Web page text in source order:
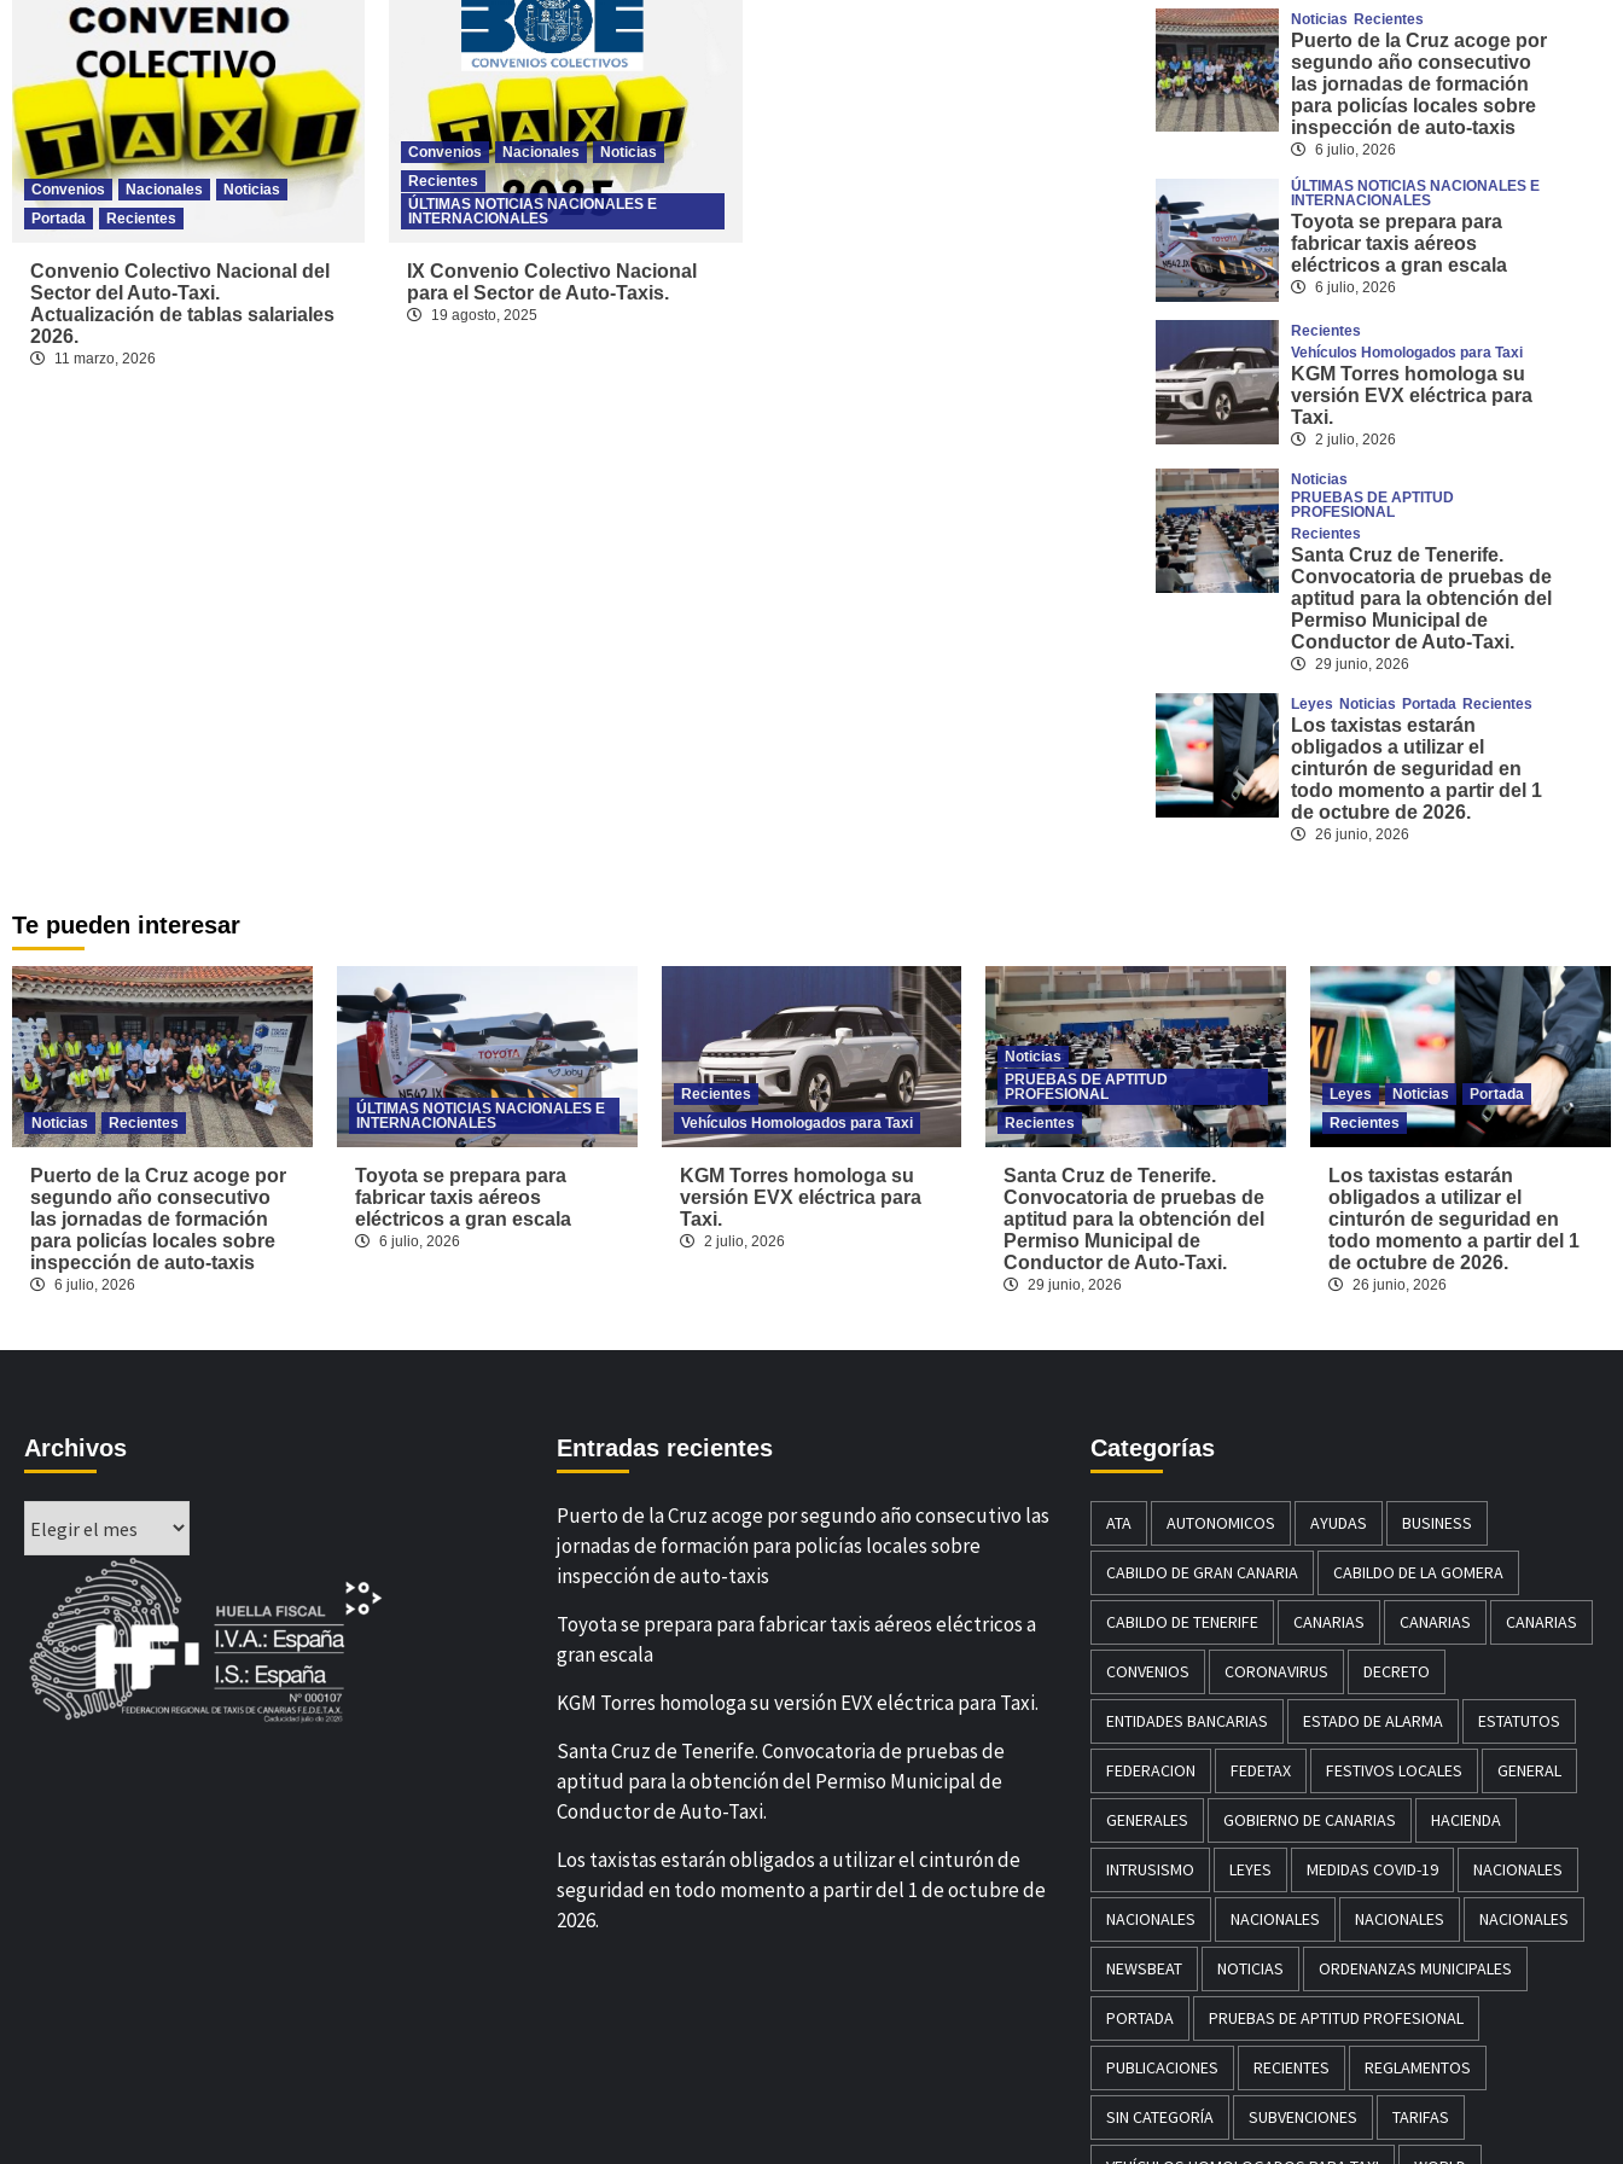
Convenios Nacionales
Noticias
Portada
Recientes
Convenio Colectivo Nacional del
Sector del Auto-Taxi.
Actualización de tablas salariales
2026.
11 marzo, 2026
Convenios Nacionales
Noticias
Recientes
ÚLTIMAS NOTICIAS NACIONALES E
INTERNACIONALES
IX Convenio Colectivo Nacional
para el Sector de Auto-Taxis.
19 agosto, 2025
Noticias Recientes
Puerto de la Cruz acoge por
segundo año consecutivo
las jornadas de formación
para policías locales sobre
inspección de auto-taxis
6 julio, 2026
ÚLTIMAS NOTICIAS NACIONALES E
INTERNACIONALES
Toyota se prepara para
fabricar taxis aéreos
eléctricos a gran escala
6 julio, 2026
Recientes
Vehículos Homologados para Taxi
KGM Torres homologa su
versión EVX eléctrica para
Taxi.
2 julio, 2026
Noticias
PRUEBAS DE APTITUD
PROFESIONAL
Recientes
Santa Cruz de Tenerife.
Convocatoria de pruebas de
aptitud para la obtención del
Permiso Municipal de
Conductor de Auto-Taxi.
29 junio, 2026
Leyes Noticias Portada Recientes
Los taxistas estarán
obligados a utilizar el
cinturón de seguridad en
todo momento a partir del 1
de octubre de 2026.
26 junio, 2026
Te pueden interesar
Noticias Recientes
Puerto de la Cruz acoge por
segundo año consecutivo
las jornadas de formación
para policías locales sobre
inspección de auto-taxis
6 julio, 2026
ÚLTIMAS NOTICIAS NACIONALES E
INTERNACIONALES
Toyota se prepara para
fabricar taxis aéreos
eléctricos a gran escala
6 julio, 2026
Recientes
Vehículos Homologados para Taxi
KGM Torres homologa su
versión EVX eléctrica para
Taxi.
2 julio, 2026
Noticias
PRUEBAS DE APTITUD
PROFESIONAL
Recientes
Santa Cruz de Tenerife.
Convocatoria de pruebas de
aptitud para la obtención del
Permiso Municipal de
Conductor de Auto-Taxi.
29 junio, 2026
Leyes Noticias
Portada
Recientes
Los taxistas estarán
obligados a utilizar el
cinturón de seguridad en
todo momento a partir del 1
de octubre de 2026.
26 junio, 2026
Archivos Entradas recientes
Puerto de la Cruz acoge por segundo año consecutivo las
jornadas de formación para policías locales sobre
inspección de auto-taxis
Toyota se prepara para fabricar taxis aéreos eléctricos a
gran escala
KGM Torres homologa su versión EVX eléctrica para Taxi.
Santa Cruz de Tenerife. Convocatoria de pruebas de
aptitud para la obtención del Permiso Municipal de
Conductor de Auto-Taxi.
Los taxistas estarán obligados a utilizar el cinturón de
seguridad en todo momento a partir del 1 de octubre de
2026.
Categorías
ATA AUTONOMICOS AYUDAS BUSINESS
CABILDO DE GRAN CANARIA CABILDO DE LA GOMERA
CABILDO DE TENERIFE CANARIAS CANARIAS CANARIAS
CONVENIOS CORONAVIRUS DECRETO
ENTIDADES BANCARIAS ESTADO DE ALARMA ESTATUTOS
FEDERACION FEDETAX FESTIVOS LOCALES GENERAL
GENERALES GOBIERNO DE CANARIAS HACIENDA
INTRUSISMO LEYES MEDIDAS COVID-19 NACIONALES
NACIONALES NACIONALES NACIONALES NACIONALES
NEWSBEAT NOTICIAS ORDENANZAS MUNICIPALES
PORTADA PRUEBAS DE APTITUD PROFESIONAL
PUBLICACIONES RECIENTES REGLAMENTOS
SIN CATEGORÍA SUBVENCIONES TARIFAS